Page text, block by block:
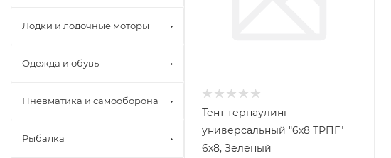
Тент терпаулинг
универсальный "6х8 ТРПГ"
6х8, Зеленый
Лодки и лодочные моторы
Одежда и обувь
Пневматика и самооборона
Рыбалка